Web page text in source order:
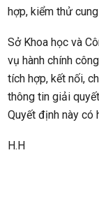
hợp, kiểm thử
Sở Khoa học và
vụ hành chính
tích hợp, kết nối,
thông tin giải
Quyết định này có
H.H